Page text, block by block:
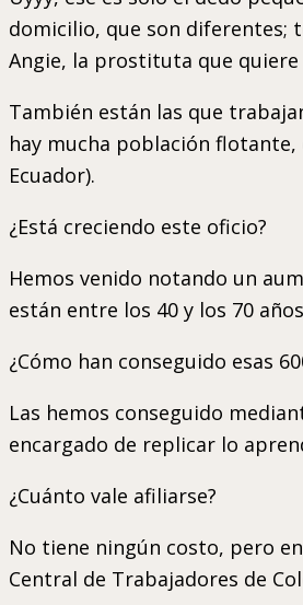
domicilio, que son diferentes;
Angie, la prostituta que
También están las que
hay mucha población
Ecuador).
¿Está creciendo este oficio?
Hemos venido notando un
están entre los 40 y los 70
¿Cómo han conseguido esas
Las hemos conseguido
encargado de replicar lo
¿Cuánto vale afiliarse?
No tiene ningún costo, pero
Central de Trabajadores de